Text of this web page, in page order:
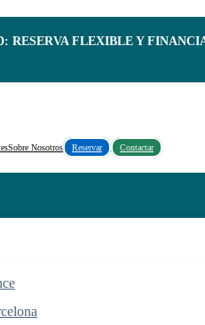
RESERVA FLEXIBLE Y
Sobre Nosotros Reservar Contactar